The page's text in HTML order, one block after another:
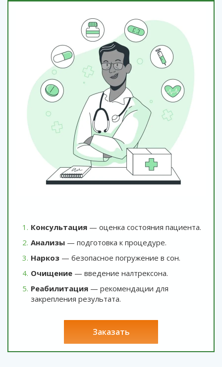
Консультация — оценка состояния пациента.
Анализы — подготовка к процедуре.
Наркоз — безопасное погружение в сон.
Очищение — введение налтрексона.
Реабилитация — рекомендации для
закрепления результата.
заказать